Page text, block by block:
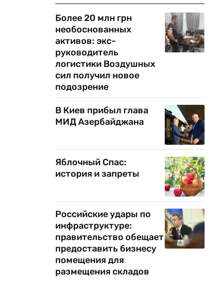
Более 20 млн грн
необоснованных
активов: экс-
руководитель
логистики Воздушных
сил получил новое
подозрение
В Киев прибыл глава
МИД Азербайджана
Яблочный Спас:
история и запреты
Российские удары по
инфраструктуре:
правительство обещает
предоставить бизнесу
помещения для
размещения складов